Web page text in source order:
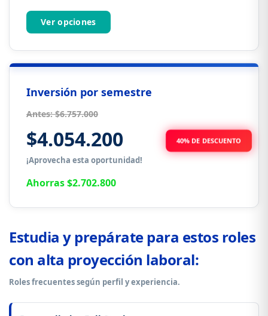
Ver opciones
40% DE DESCUENTO
Inversión por semestre
Antes: $6.757.000
$4.054.200
¡Aprovecha esta oportunidad!
Ahorras $2.702.800
Estudia y prepárate para estos roles
con alta proyección laboral:
Roles frecuentes según perfil y experiencia.